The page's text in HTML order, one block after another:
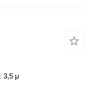
3,5 μ